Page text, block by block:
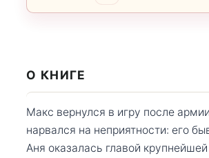
О КНИГЕ
Макс вернулся в игру после
нарвался на неприятности: его
Аня оказалась главой